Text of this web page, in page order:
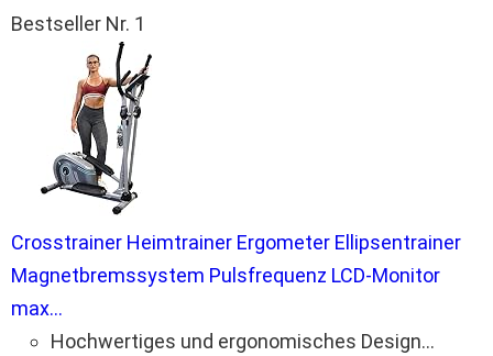
Bestseller Nr. 1
Crosstrainer Heimtrainer Ergometer Ellipsentrainer
Magnetbremssystem Pulsfrequenz LCD-Monitor
max...
Hochwertiges und ergonomisches Design...